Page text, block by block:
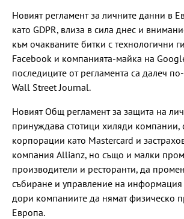
Новият регламент за личните данни в
като GDPR, влиза в сила днес и
към очакваните битки с технологични
Facebook и компанията-майка на
последиците от регламента са далеч
Wall Street Journal.
Новият Общ регламент за защита на
принуждава стотици хиляди компании,
корпорации като Mastercard и
компания Allianz, но също и малки
производители и ресторанти, да
събиране и управление на информация
дори компаниите да нямат физическо
Европа.